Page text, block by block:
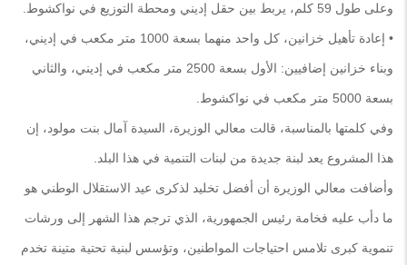
وعلى طول 59 كلم، يربط بين حقل إديني ومحطة التوزيع في نواكشوط.
• إعادة تأهيل خزانين، كل واحد منهما بسعة 1000 متر مكعب في إديني،
وبناء خزانين إضافيين: الأول بسعة 2500 متر مكعب في إديني، والثاني
بسعة 5000 متر مكعب في نواكشوط.
وفي كلمتها بالمناسبة، قالت معالي الوزيرة، السيدة آمال بنت مولود، إن
هذا المشروع يعد لبنة جديدة من لبنات التنمية في هذا البلد.
وأضافت معالي الوزيرة أن أفضل تخليد لذكرى عيد الاستقلال الوطني هو
ما دأب عليه فخامة رئيس الجمهورية، الذي ترجم هذا الشهر إلى ورشات
تنموية كبرى تلامس احتياجات المواطنين، وتؤسس لبنية تحتية متينة تخدم